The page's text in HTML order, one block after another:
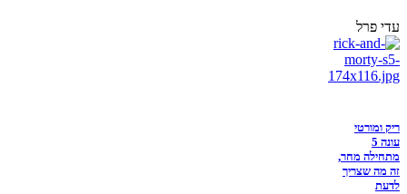
עדי פרל
ריק ומורטי
עונה 5
מתחילה מחר,
זה מה שצריך
לדעת